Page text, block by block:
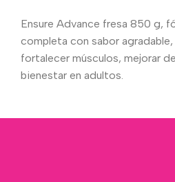
Ensure Advance fresa 850 g,
completa con sabor
fortalecer músculos, mejorar
bienestar en adultos.